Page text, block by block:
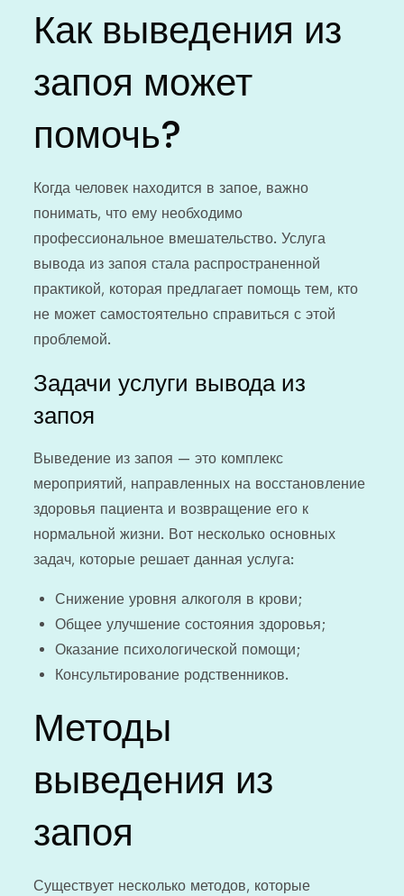
Как выведения из
запоя может
помочь?
Когда человек находится в запое, важно
понимать, что ему необходимо
профессиональное вмешательство. Услуга
вывода из запоя стала распространенной
практикой, которая предлагает помощь тем, кто
не может самостоятельно справиться с этой
проблемой.
Задачи услуги вывода из
запоя
Выведение из запоя — это комплекс
мероприятий, направленных на восстановление
здоровья пациента и возвращение его к
нормальной жизни. Вот несколько основных
задач, которые решает данная услуга:
Снижение уровня алкоголя в крови;
Общее улучшение состояния здоровья;
Оказание психологической помощи;
Консультирование родственников.
Методы
выведения из
запоя
Существует несколько методов, которые